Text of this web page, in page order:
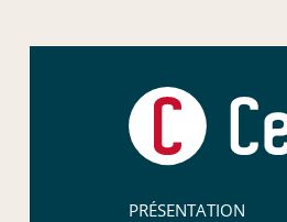
PRÉSENTATION